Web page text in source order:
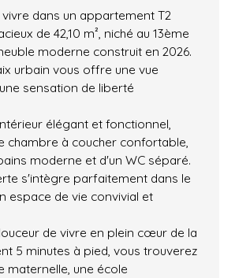
dans un appartement T2
de 42,10 m², niché au 13ème
moderne construit en 2026.
urbain vous offre une vue
sensation de liberté
élégant et fonctionnel,
chambre à coucher confortable,
moderne et d'un WC séparé.
s'intègre parfaitement dans le
espace de vie convivial et
de vivre en plein cœur de la
5 minutes à pied, vous trouverez
maternelle, une école